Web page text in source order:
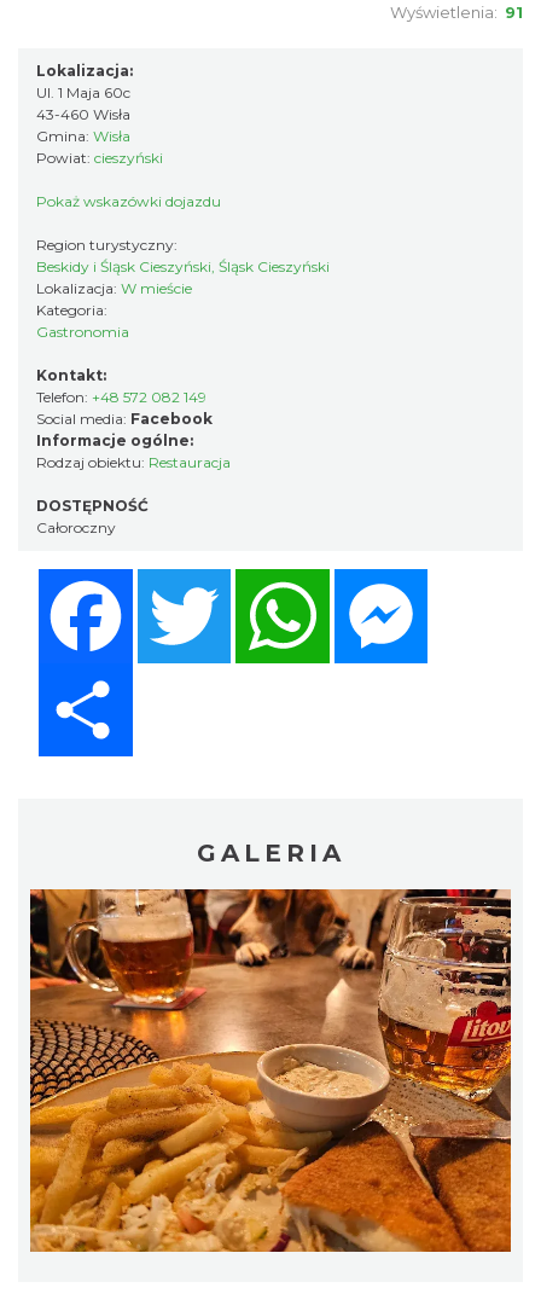
Wyświetlenia: 91
Lokalizacja:
Ul. 1 Maja 60c
43-460 Wisła
Gmina: Wisła
Powiat: cieszyński
Pokaż wskazówki dojazdu
Region turystyczny:
Beskidy i Śląsk Cieszyński, Śląsk Cieszyński
Lokalizacja: W mieście
Kategoria:
Gastronomia
Kontakt:
Telefon: +48 572 082 149
Social media: Facebook
Informacje ogólne:
Rodzaj obiektu: Restauracja
DOSTĘPNOŚĆ
Całoroczny
Twitter WhatsApp
GALERIA